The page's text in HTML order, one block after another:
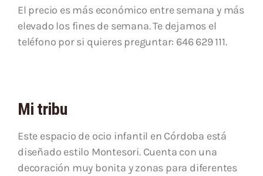
El precio es más económico entre semana y más
elevado los fines de semana. Te dejamos el
teléfono por si quieres preguntar: 646 629 111.
Mi tribu
Este espacio de ocio infantil en Córdoba está
diseñado estilo Montesori. Cuenta con una
decoración muy bonita y zonas para diferentes